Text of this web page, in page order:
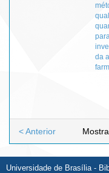
para
da
< Anterior
Universidade de Brasília -